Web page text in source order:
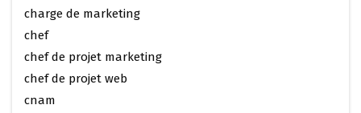
charge de marketing
chef
chef de projet marketing
chef de projet web
cnam